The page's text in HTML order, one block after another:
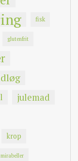
fisk
glutenfrit
julemad
krop
mirabeller